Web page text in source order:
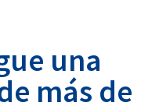
una
más de